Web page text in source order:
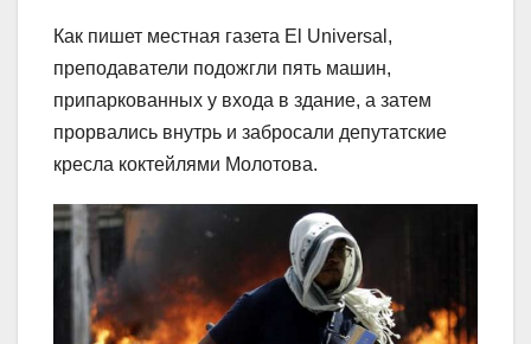
Как пишет местная газета El Universal,
преподаватели подожгли пять машин,
припаркованных у входа в здание, а затем
прорвались внутрь и забросали депутатские
кресла коктейлями Молотова.